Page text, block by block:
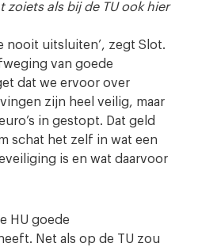
zoiets als bij de TU ook hier
nooit uitsluiten’, zegt Slot.
van goede
dat we ervoor over
zijn heel veilig, maar
in gestopt. Dat geld
schat het zelf in wat een
is en wat daarvoor
HU goede
Net als op de TU zou